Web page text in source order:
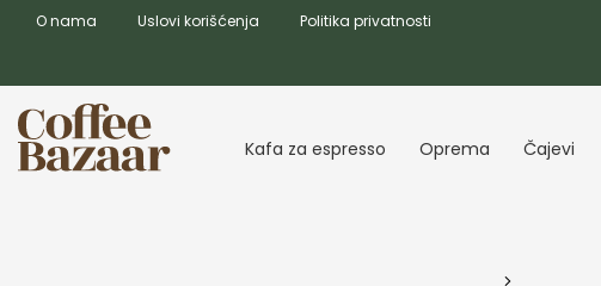
O nama Uslovi korišćenja Politika privatnosti
Kafa za espresso Oprema Čajevi